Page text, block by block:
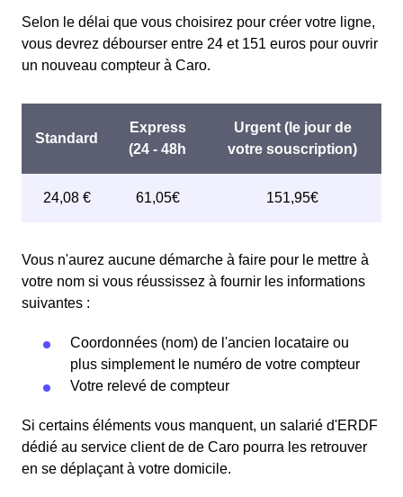
Selon le délai que vous choisirez pour créer votre ligne,
vous devrez débourser entre 24 et 151 euros pour ouvrir
un nouveau compteur à Caro.
Vous n'aurez aucune démarche à faire pour le mettre à
votre nom si vous réussissez à fournir les informations
suivantes :
Coordonnées (nom) de l'ancien locataire ou
plus simplement le numéro de votre compteur
Votre relevé de compteur
Si certains éléments vous manquent, un salarié d'ERDF
dédié au service client de de Caro pourra les retrouver
en se déplaçant à votre domicile.